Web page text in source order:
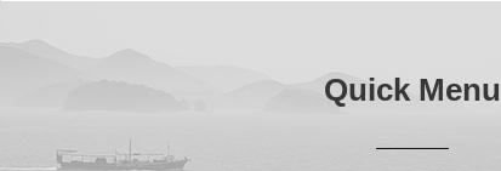
Quick Menu